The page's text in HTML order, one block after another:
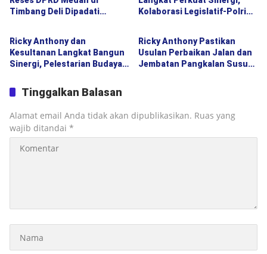
Timbang Deli Dipadati
Sosial hingga Layanan UHC
Kolaborasi Legislatif-Polri
Politik
Ricky Anthony dan
Kesultanan Langkat Bangun
Sinergi, Pelestarian Budaya
Pembangunan Daerah
Politik
Ricky Anthony Pastikan
Usulan Perbaikan Jalan dan
Jembatan Pangkalan Susu
Tinggalkan Balasan
Alamat email Anda tidak akan dipublikasikan. Ruas yang
wajib ditandai *